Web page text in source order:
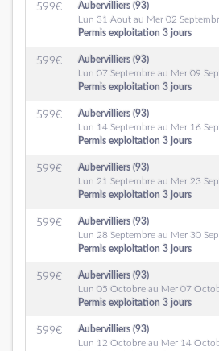
599€
Aubervilliers (93)
Lun 31 Aout au Mer 02
Permis exploitation 3 jours
599€
Aubervilliers (93)
Lun 07 Septembre au Mer 09
Permis exploitation 3 jours
599€
Aubervilliers (93)
Lun 14 Septembre au Mer 16
Permis exploitation 3 jours
599€
Aubervilliers (93)
Lun 21 Septembre au Mer 23
Permis exploitation 3 jours
599€
Aubervilliers (93)
Lun 28 Septembre au Mer 30
Permis exploitation 3 jours
599€
Aubervilliers (93)
Lun 05 Octobre au Mer 07
Permis exploitation 3 jours
599€
Aubervilliers (93)
Lun 12 Octobre au Mer 14